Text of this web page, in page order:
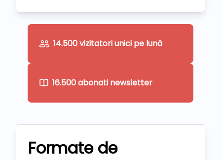
14.500 vizitatori unici pe lună
16.500 abonati newsletter
Formate de